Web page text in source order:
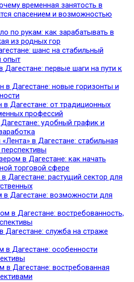
временная занятость в
спасением и возможностью
по рукам: как зарабатывать в
из родных гор
шанс на стабильный
опыт
Дагестане: первые шаги на пути к
в Дагестане: новые горизонты и
Дагестане: от традиционных
профессий
удобный график и
в Дагестане: стабильная
в Дагестане: как начать
торговой сфере
Дагестане: растущий сектор для
Дагестане: возможности для
в Дагестане: востребованность,
служба на страже
в Дагестане: особенности
в Дагестане: востребованная